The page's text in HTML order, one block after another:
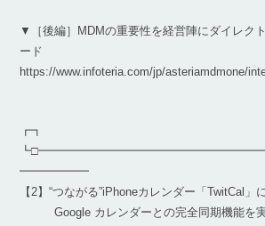
▼［後編］MDMの重要性を経営陣にダイレク
ード
https://www.infoteria.com/jp/asteriamdmone/
┏┓
━━━━━━
【2】“つながる”iPhoneカレンダー「TwitCal」
Google カレンダーとの完全同期機能を